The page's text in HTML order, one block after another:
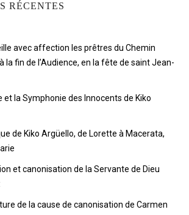
RÉCENTES
avec affection les prêtres du Chemin
la fin de l’Audience, en la fête de saint Jean-
et la Symphonie des Innocents de Kiko
de Kiko Argüello, de Lorette à Macerata,
et canonisation de la Servante de Dieu
de la cause de canonisation de Carmen